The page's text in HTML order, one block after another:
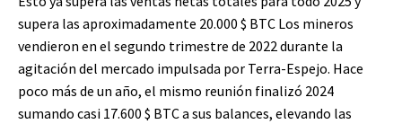
supera las aproximadamente 20.000 $ BTC Los mineros
vendieron en el segundo trimestre de 2022 durante la
agitación del mercado impulsada por Terra-Espejo. Hace
poco más de un año, el mismo reunión finalizó 2024
sumando casi 17.600 $ BTCa sus balances, elevando las